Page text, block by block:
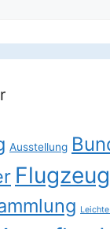
Ausstellung